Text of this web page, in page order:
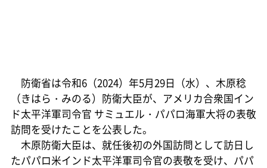
防衛省は令和6（2024）年5月29日（水）、木原稔
（きはら・みのる）防衛大臣が、アメリカ合衆国イン
ド太平洋軍司令官 サミュエル・パパロ海軍大将の表敬
訪問を受けたことを公表した。
木原防衛大臣は、就任後初の外国訪問として訪日し
たパパロ米インド太平洋軍司令官の表敬を受け、パパ